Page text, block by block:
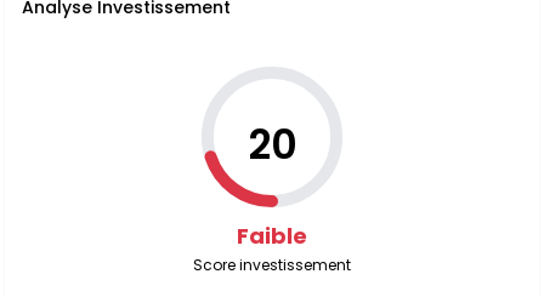
Analyse Investissement
20
Faible
Score investissement